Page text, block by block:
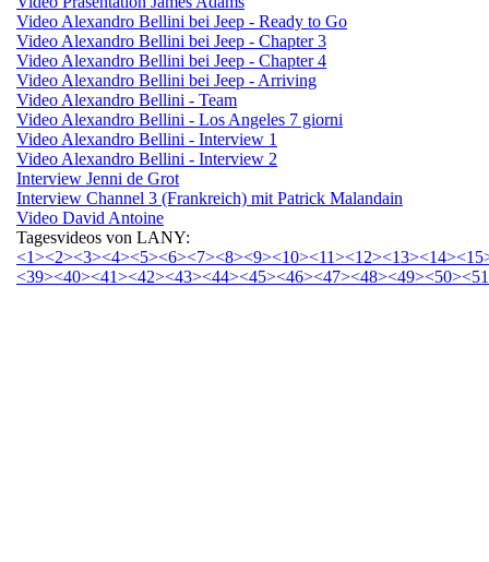
Video Alexandro Bellini bei Jeep - Ready to Go
Video Alexandro Bellini bei Jeep - Chapter 3
Video Alexandro Bellini bei Jeep - Chapter 4
Video Alexandro Bellini bei Jeep - Arriving
Video Alexandro Bellini - Team
Video Alexandro Bellini - Los Angeles 7 giorni
Video Alexandro Bellini - Interview 1
Video Alexandro Bellini - Interview 2
Interview Jenni de Grot
Interview Channel 3 (Frankreich) mit Patrick Malandain
Video David Antoine
Tagesvideos von LANY:
<1><2><3><4><5><6><7><8><9><10><11><12><13><14>
<39><40><41><42><43><44><45><46><47><48><49><50>